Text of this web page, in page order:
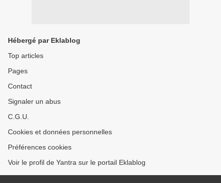
Hébergé par Eklablog
Top articles
Pages
Contact
Signaler un abus
C.G.U.
Cookies et données personnelles
Préférences cookies
Voir le profil de Yantra sur le portail Eklablog